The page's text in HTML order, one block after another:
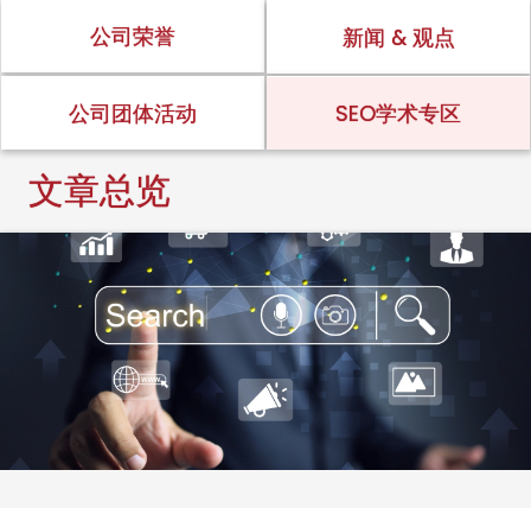
公司荣誉 新闻 & 观点
公司团体活动 SEO学术专区
文章总览